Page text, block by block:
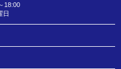
18:00
日